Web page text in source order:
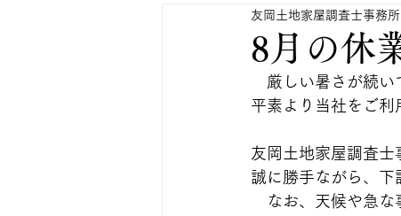
営業時間変更のお知らせ
8月の休
友岡土地家屋調査士事務所
厳しい暑さが続い
平素より当社をご利
友岡土地家屋調査士
誠に勝手ながら、下
なお、天候や急な